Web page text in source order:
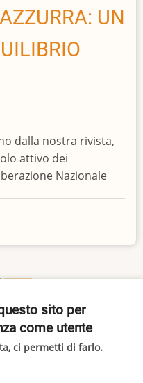
UN
dalla nostra rivista,
attivo dei
Nazionale
successiva
rights reserved.
sito per
come utente
ci permetti di farlo.